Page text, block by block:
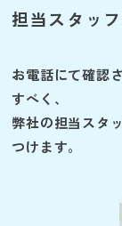
担当スタッ
お電話にて確認
すべく、
弊社の担当スタ
つけます。